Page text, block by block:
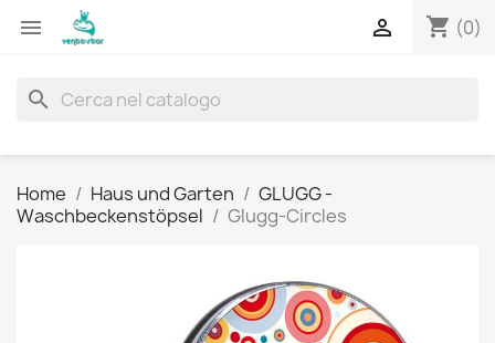
 shopping_cart (0)

search
Home Haus und Garten
GLUGG -
Waschbeckenstöpsel
Glugg-Circles